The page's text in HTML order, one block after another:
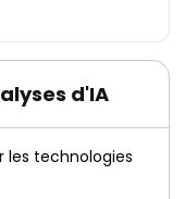
d'IA
les technologies